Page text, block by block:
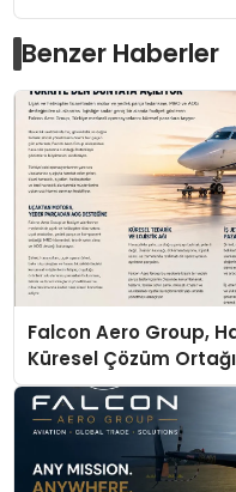
Benzer Haberler
Falcon Aero Group,
Küresel Çözüm